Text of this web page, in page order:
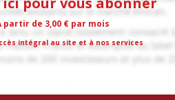
partir de 3,00 € par mois
intégral au site et à nos services